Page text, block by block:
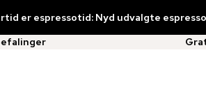
er espressotid: Nyd udvalgte